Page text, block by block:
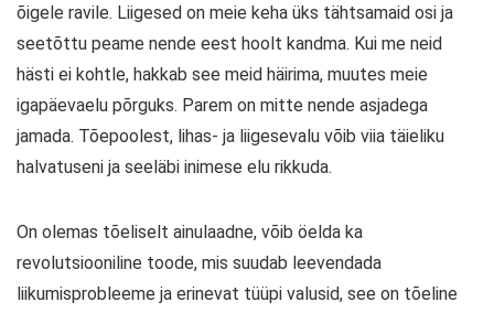
õigele ravile. Liigesed on meie keha üks tähtsamaid osi ja
seetõttu peame nende eest hoolt kandma. Kui me neid
hästi ei kohtle, hakkab see meid häirima, muutes meie
igapäevaelu põrguks. Parem on mitte nende asjadega
jamada. Tõepoolest, lihas- ja liigesevalu võib viia täieliku
halvatuseni ja seeläbi inimese elu rikkuda.
On olemas tõeliselt ainulaadne, võib öelda ka
revolutsiooniline toode, mis suudab leevendada
liikumisprobleeme ja erinevat tüüpi valusid, see on tõeline